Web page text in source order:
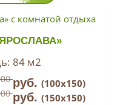
84 м2
руб. (100х150)
руб. (150х150)